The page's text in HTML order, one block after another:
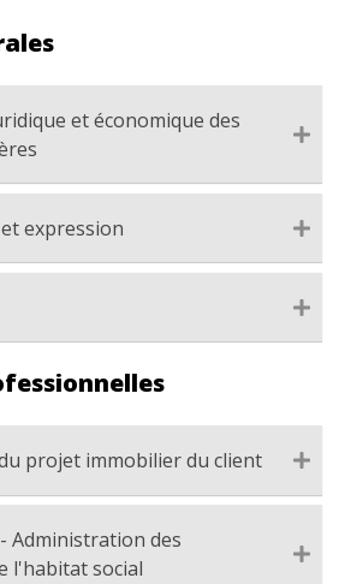
et économique des
expression
projet immobilier du client
Administration des
l'habitat social